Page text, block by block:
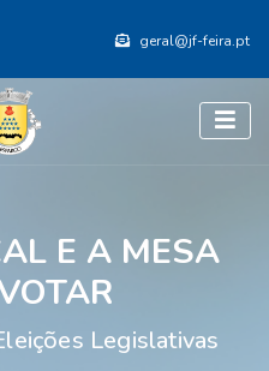
geral@jf-feira.pt
E A MESA
Legislativas